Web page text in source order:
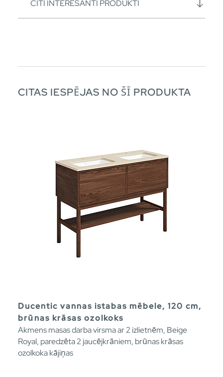
CITI INTERESANTI PRODUKTI
CITAS IESPĒJAS NO ŠĪ PRODUKTA
Ducentic vannas istabas mēbele, 120 cm,
brūnas krāsas ozolkoks
Akmens masas darba virsma ar 2 izlietnēm, Beige
Royal, paredzēta 2 jaucējkrāniem, brūnas krāsas
ozolkoka kājiņas